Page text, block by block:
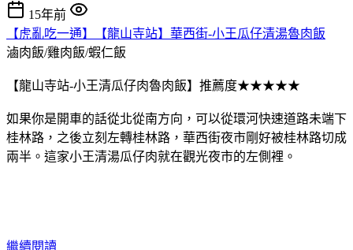
15年前
【虎亂吃一通】【龍山寺站】華西街-小王瓜仔清湯魯肉飯
滷肉飯/雞肉飯/蝦仁飯
【龍山寺站-小王清瓜仔肉魯肉飯】推薦度★★★★★
如果你是開車的話從北從南方向，可以從環河快速道路未端下
桂林路，之後立刻左轉桂林路，華西街夜市剛好被桂林路切成
兩半。這家小王清湯瓜仔肉就在觀光夜市的左側裡。
繼續閱讀